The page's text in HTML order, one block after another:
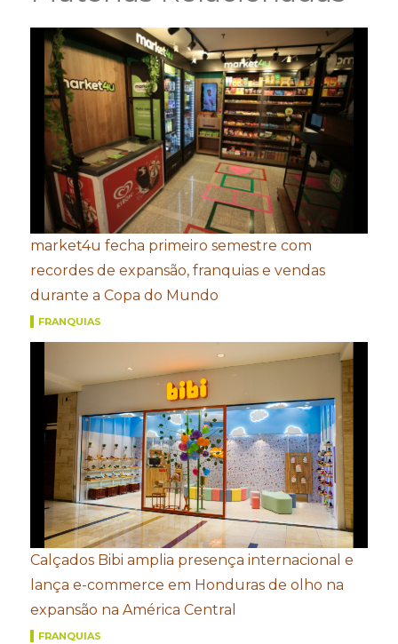
market4u fecha primeiro semestre com
recordes de expansão, franquias e vendas
durante a Copa do Mundo
FRANQUIAS
Calçados Bibi amplia presença internacional e
lança e-commerce em Honduras de olho na
expansão na América Central
FRANQUIAS